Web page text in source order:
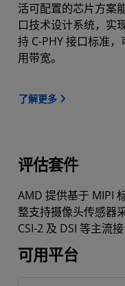
活可配置的芯片方案
口技术设计系统，实
持 C-PHY 接口标准
用带宽。
了解更多
评估套件
AMD 提供基于 MIPI
整支持摄像头传感器
CSI-2 及 DSI 等主流接
可用平台